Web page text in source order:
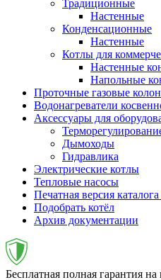
Традиционные
Настенные
Конденсационные
Настенные
Котлы для
Настенные
Напольные
Проточные газовые
Водонагреватели
Аксессуары для
Дымоходы
Гидравлика
Электрические котлы
Тепловые насосы
Печатная версия
Подобрать котёл
Архив документации
Бесплатная полная гарантия